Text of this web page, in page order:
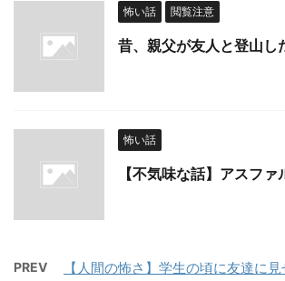
怖い話 閲覧注意
昔、親父が友人と登山し
怖い話
【不気味な話】アスファ
PREV
【人間の怖さ】学生の頃に友達に